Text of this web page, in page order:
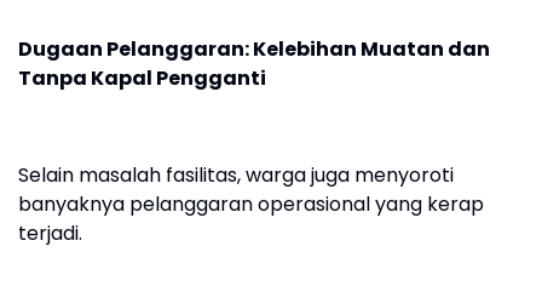
Dugaan Pelanggaran: Kelebihan Muatan dan
Tanpa Kapal Pengganti
Selain masalah fasilitas, warga juga menyoroti
banyaknya pelanggaran operasional yang kerap
terjadi.